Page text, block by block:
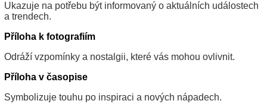
Ukazuje na potřebu být informovaný o aktuálních událostech
a trendech.
Příloha k fotografiím
Odráží vzpomínky a nostalgii, které vás mohou ovlivnit.
Příloha v časopise
Symbolizuje touhu po inspiraci a nových nápadech.